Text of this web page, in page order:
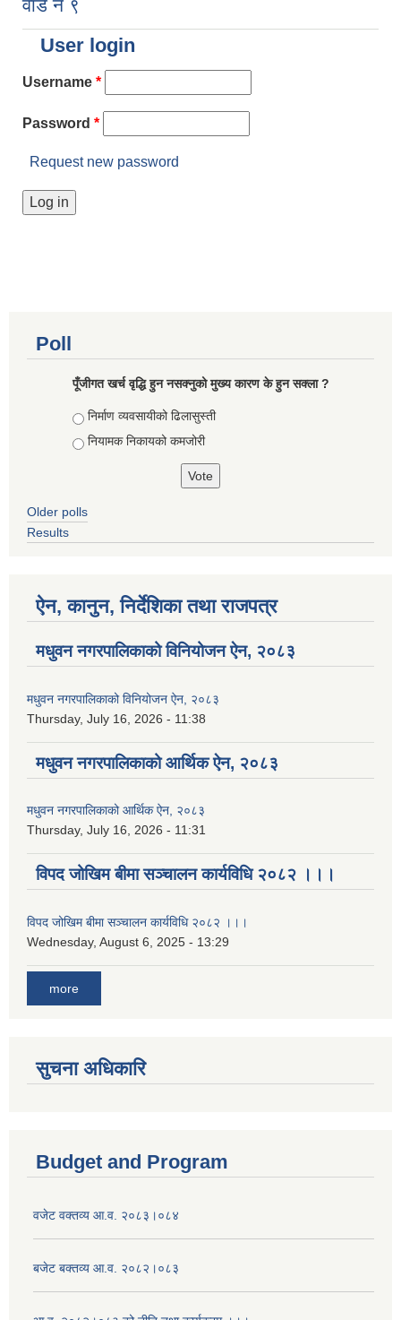
वार्ड नं ९
User login
Username *
Password *
Request new password
Poll
पूँजीगत खर्च वृद्धि हुन नसक्नुको मुख्य कारण के हुन सक्ला ?
Choices
निर्माण व्यवसायीको ढिलासुस्ती
नियामक निकायको कमजोरी
Older polls
Results
ऐन, कानुन, निर्देशिका तथा राजपत्र
मधुवन नगरपालिकाको विनियोजन ऐन, २०८३
मधुवन नगरपालिकाको विनियोजन ऐन, २०८३
Thursday, July 16, 2026 - 11:38
मधुवन नगरपालिकाको आर्थिक ऐन, २०८३
मधुवन नगरपालिकाको आर्थिक ऐन, २०८३
Thursday, July 16, 2026 - 11:31
विपद जोखिम बीमा सञ्चालन कार्यविधि २०८२ ।।।
विपद जोखिम बीमा सञ्चालन कार्यविधि २०८२ ।।।
Wednesday, August 6, 2025 - 13:29
more
सुचना अधिकारि
Budget and Program
वजेट वक्तव्य आ.व. २०८३।०८४
बजेट बक्तव्य आ.व. २०८२।०८३